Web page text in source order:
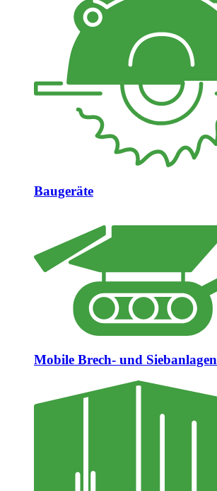
Baugeräte
Mobile Brech- und Siebanlagen